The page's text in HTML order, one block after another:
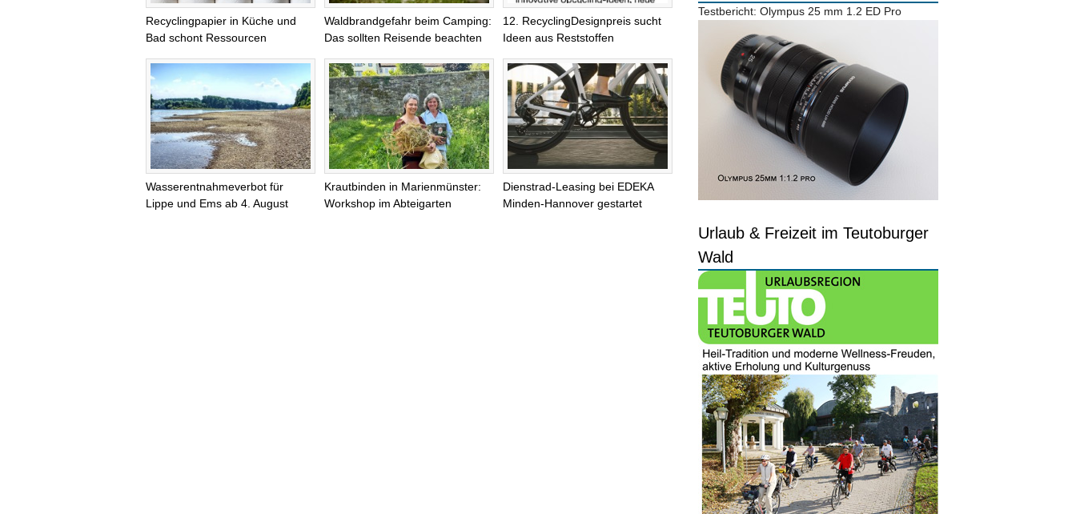
Recyclingpapier in Küche und
Bad schont Ressourcen
Waldbrandgefahr beim Camping:
Das sollten Reisende beachten
12. RecyclingDesignpreis sucht
Ideen aus Reststoffen
Wasserentnahmeverbot für
Lippe und Ems ab 4. August
Krautbinden in Marienmünster:
Workshop im Abteigarten
Dienstrad-Leasing bei EDEKA
Minden-Hannover gestartet
Testbericht: Olympus 25 mm 1.2 ED Pro
Urlaub & Freizeit im Teutoburger
Wald